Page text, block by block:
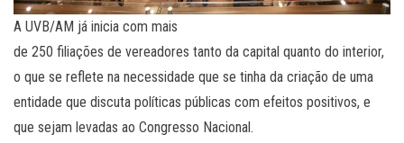
A UVB/AM já inicia com mais
de 250 filiações de vereadores tanto da capital quanto do interior,
o que se reflete na necessidade que se tinha da criação de uma
entidade que discuta políticas públicas com efeitos positivos, e
que sejam levadas ao Congresso Nacional.